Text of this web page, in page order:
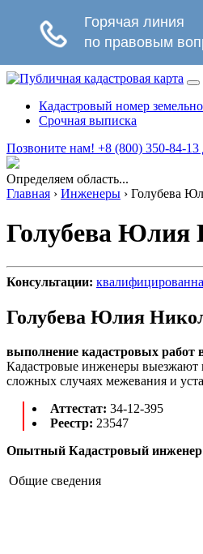
Кадастровый номер
Срочная выписка
Позвоните нам! +8 (800) 350-84-13
Определяем область...
Главная › Инженеры › Голубева
Голубева Юлия
Консультации:
Голубева Юлия
выполнение кадастровых работ
Кадастровые инженеры выезжают
сложных случаях межевания и
Аттестат: 34-12-395
Реестр: 23547
Опытный Кадастровый инженер
Общие сведения